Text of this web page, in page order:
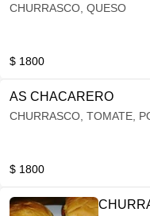
CHURRASCO, QUESO
$ 1800
AS CHACARERO
CHURRASCO, TOMATE,
$ 1800